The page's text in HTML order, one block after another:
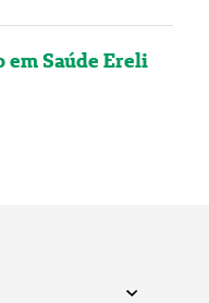
em Saúde Ereli